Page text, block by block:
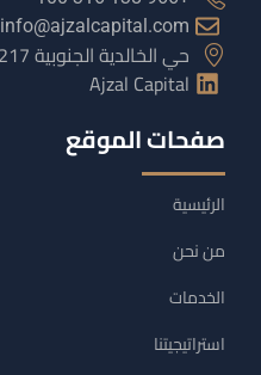
صفحات الموقع
الرئيسية
من نحن
الخدمات
استراتيجيتنا
info@ajzalcapital.com
حي الخالدية الجنوبية 8217 شارع سلمان الفارسي
Ajzal Capital